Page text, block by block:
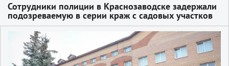
Сотрудники полиции в Краснозаводске задержали
подозреваемую в серии краж с садовых участков